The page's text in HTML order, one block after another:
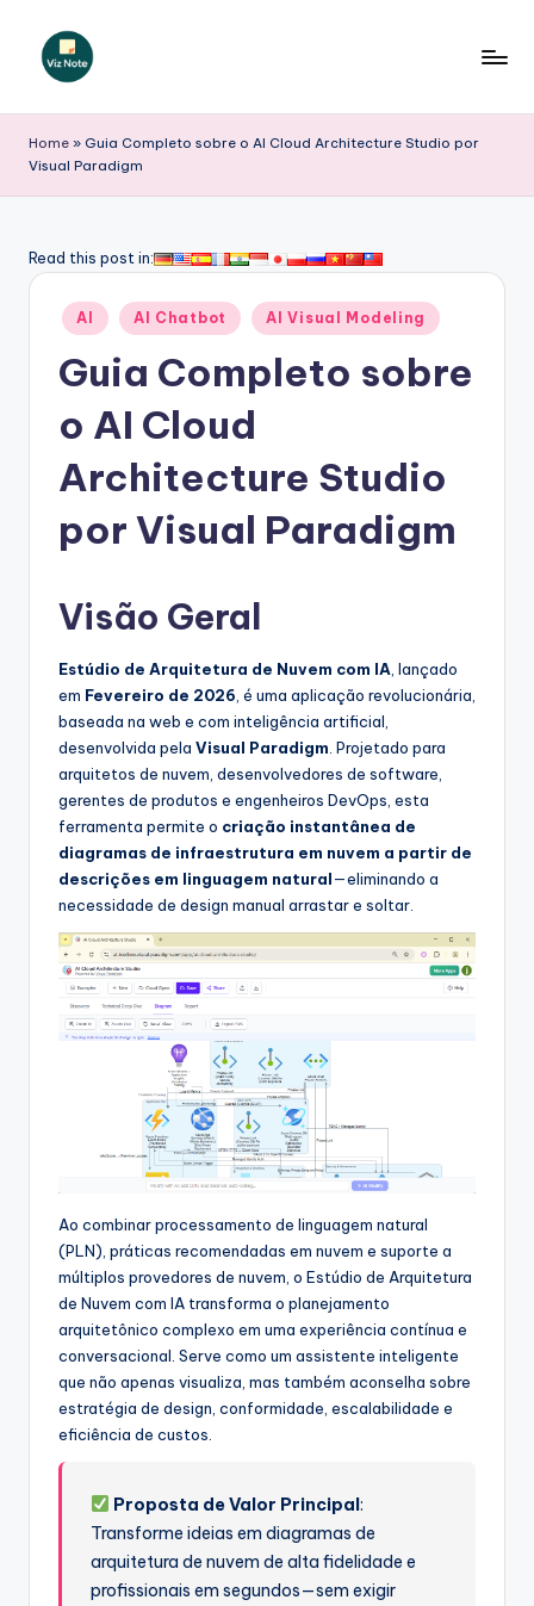
iz
N
t
A
si
o
w
Home » Guia Completo sobre o AI Cloud Architecture Studio por
Visual Paradigm
Read this post in:
Posted
in
AI AI Chatbot AI Visual Modeling
Guia Completo sobre
o AI Cloud
Architecture Studio
por Visual Paradigm
Visão Geral
Estúdio de Arquitetura de Nuvem com IA , lançado
em Fevereiro de 2026 , é uma aplicação revolucionária,
baseada na web e com inteligência artificial,
desenvolvida pela Visual Paradigm . Projetado para
arquitetos de nuvem, desenvolvedores de software,
gerentes de produtos e engenheiros DevOps, esta
ferramenta permite o criação instantânea de
diagramas de infraestrutura em nuvem a partir de
descrições em linguagem natural—eliminando a
necessidade de design manual arrastar e soltar.
Ao combinar processamento de linguagem natural
(PLN), práticas recomendadas em nuvem e suporte a
múltiplos provedores de nuvem, o Estúdio de Arquitetura
de Nuvem com IA transforma o planejamento
arquitetônico complexo em uma experiência contínua e
conversacional. Serve como um assistente inteligente
que não apenas visualiza, mas também aconselha sobre
estratégia de design, conformidade, escalabilidade e
eficiência de custos.
Proposta de Valor Principal:
Transforme ideias em diagramas de
arquitetura de nuvem de alta fidelidade e
profissionais em segundos—sem exigir